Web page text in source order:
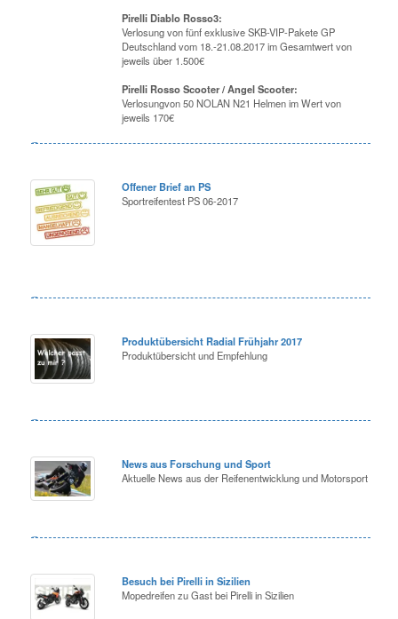
Pirelli Diablo Rosso3:
Verlosung von fünf exklusive SKB-VIP-Pakete GP
Deutschland vom 18.-21.08.2017 im Gesamtwert von
jeweils über 1.500€
Pirelli Rosso Scooter / Angel Scooter:
Verlosungvon 50 NOLAN N21 Helmen im Wert von
jeweils 170€
Offener Brief an PS
Sportreifentest PS 06-2017
Produktübersicht Radial Frühjahr 2017
Produktübersicht und Empfehlung
News aus Forschung und Sport
Aktuelle News aus der Reifenentwicklung und Motorsport
Besuch bei Pirelli in Sizilien
Mopedreifen zu Gast bei Pirelli in Sizilien